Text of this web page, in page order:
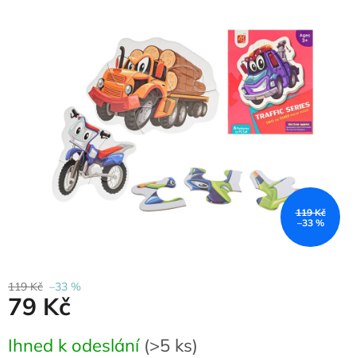
119 Kč
–33 %
119 Kč –33 %
79 Kč
cena:
Ihned k odeslání (>5 ks)